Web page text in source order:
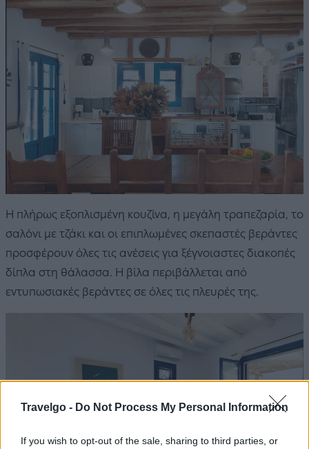
Travelgo - Do Not Process My Personal Information
If you wish to opt-out of the sale, sharing to third parties, or
Η πλήρως εξοπλισμένη κουζίνα, η μεγάλη τραπεζαρία, το
σαλόνι με τζάκι και οι επιπλωμένες σκεπαστές βεράντες
προσφέρουν όλες τις ανέσεις για ξέγνοιαστες διακοπές
δίπλα στη θάλασσα. Η βίλα περιβάλλεται από
εντυπωσιακές βεράντες σε όλες τις πλευρές της.